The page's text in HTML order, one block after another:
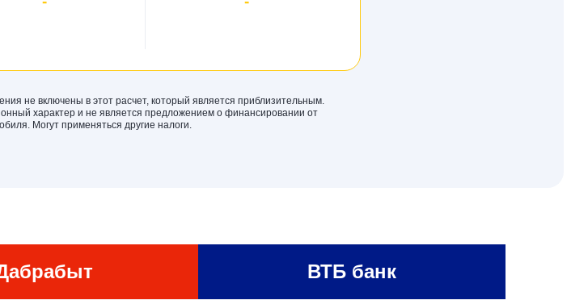
не включены в этот расчет, который является приблизительным.
характер и не является предложением о финансировании от
Могут применяться другие налоги.
ВТБ банк